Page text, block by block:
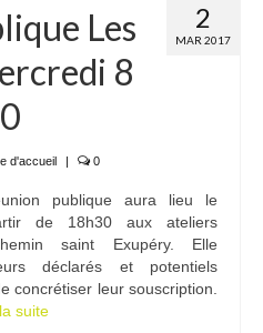
2
MAR 2017
Les
8
d'accueil | 0
publique aura lieu le
de 18h30 aux ateliers
saint Exupéry. Elle
déclarés et potentiels
concrétiser leur souscription.
suite­­